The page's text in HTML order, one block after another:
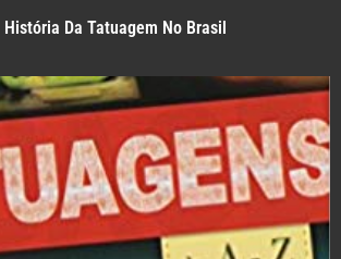
História Da Tatuagem No Brasil